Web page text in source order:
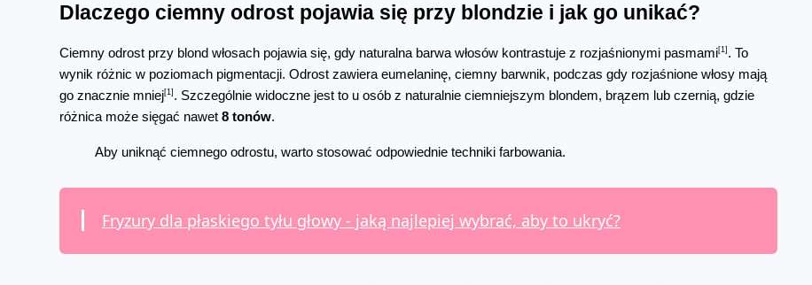
Dlaczego ciemny odrost pojawia się przy blondzie i jak go unikać?
Ciemny odrost przy blond włosach pojawia się, gdy naturalna barwa włosów kontrastuje z rozjaśnionymi pasmami[1] . To
wynik różnic w poziomach pigmentacji. Odrost zawiera eumelaninę, ciemny barwnik, podczas gdy rozjaśnione włosy mają
go znacznie mniej[1] . Szczególnie widoczne jest to u osób z naturalnie ciemniejszym blondem, brązem lub czernią, gdzie
różnica może sięgać nawet 8 tonów.
Aby uniknąć ciemnego odrostu, warto stosować odpowiednie techniki farbowania.
Fryzury dla płaskiego tyłu głowy - jaką najlepiej wybrać, aby to ukryć?